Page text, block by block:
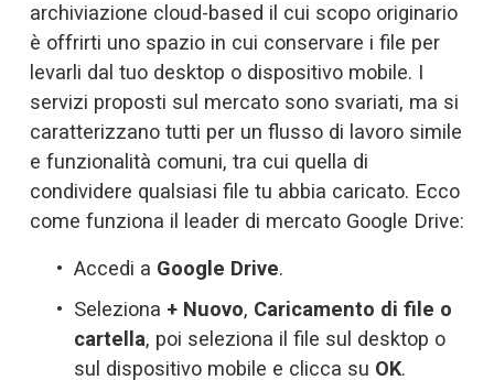
archiviazione cloud-based il cui scopo originario
è offrirti uno spazio in cui conservare i file per
levarli dal tuo desktop o dispositivo mobile. I
servizi proposti sul mercato sono svariati, ma si
caratterizzano tutti per un flusso di lavoro simile
e funzionalità comuni, tra cui quella di
condividere qualsiasi file tu abbia caricato. Ecco
come funziona il leader di mercato Google Drive:
Accedi a Google Drive.
Seleziona + Nuovo, Caricamento di file o
cartella, poi seleziona il file sul desktop o
sul dispositivo mobile e clicca su OK.